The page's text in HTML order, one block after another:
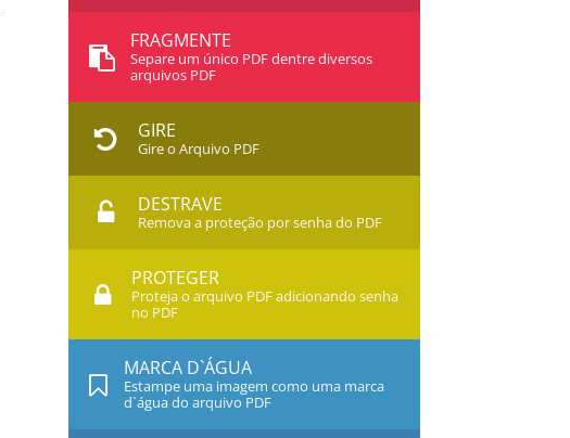
FRAGMENTE
Separe um único PDF dentre diversos
arquivos PDF
GIRE
Gire o Arquivo PDF
DESTRAVE
Remova a proteção por senha do PDF
PROTEGER
Proteja o arquivo PDF adicionando senha
no PDF
MARCA D`ÁGUA
Estampe uma imagem como uma marca
d`água do arquivo PDF